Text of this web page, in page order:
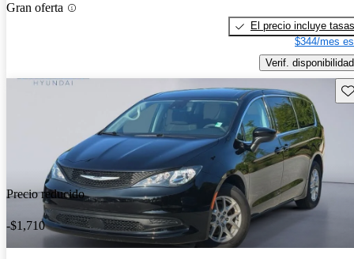
Gran oferta
El precio incluye tasas
$344/mes
Verif. disponibilidad
Precio reducido
-$1,710